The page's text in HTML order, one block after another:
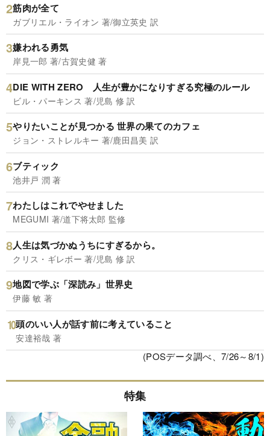
筋肉が全て
ガブリエル・ライオン 著/御立英史 訳
嫌われる勇気
岸見一郎 著/古賀史健 著
DIE WITH ZERO 人生が豊かになりすぎる究極のルール
ビル・パーキンス 著/児島 修 訳
やりたいことが見つかる 世界の果てのカフェ
ジョン・ストレルキー 著/鹿田昌美 訳
ブティック
池井戸 潤 著
わたしはこれでやせました
MEGUMI 著/道下将太郎 監修
人生は気づかぬうちにすぎるから。
クリス・ギレボー 著/児島 修 訳
地図で学ぶ「深読み」世界史
伊藤 敏 著
頭のいい人が話す前に考えていること
安達裕哉 著
(POSデータ調べ、7/26～8/1)
特集